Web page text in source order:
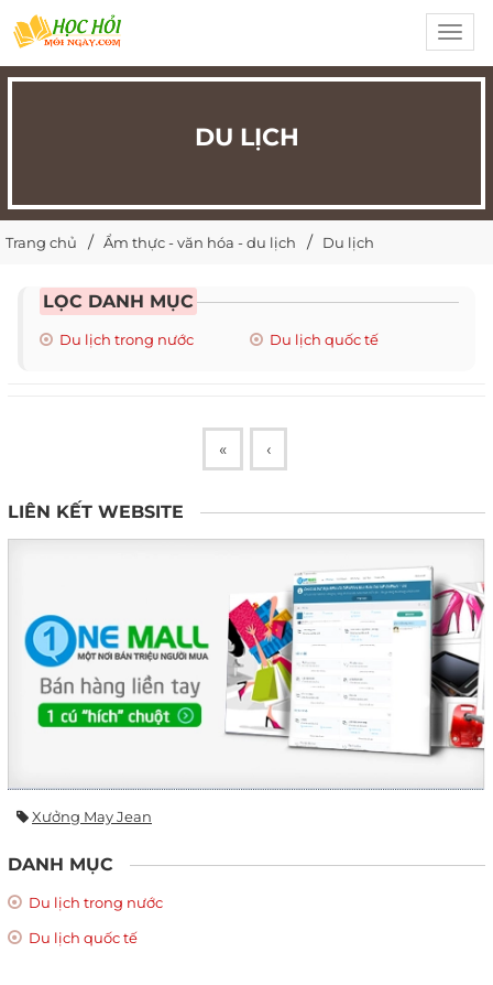
DU LỊCH
Trang chủ Ẩm thực - văn hóa - du lịch Du lịch
LỌC DANH MỤC
Du lịch trong nước Du lịch quốc tế
« ‹
LIÊN KẾT WEBSITE
Xưởng May Jean
DANH MỤC
Du lịch trong nước
Du lịch quốc tế